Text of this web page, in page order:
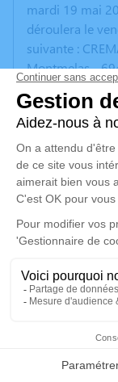
Faire-part
mardi 19 mai
déroulera le
suivante :
Montmelas -
Aucune fleur
invitons à
Un service de
disponible ici.
Cérémonie
vendredi
69400 Gleizé